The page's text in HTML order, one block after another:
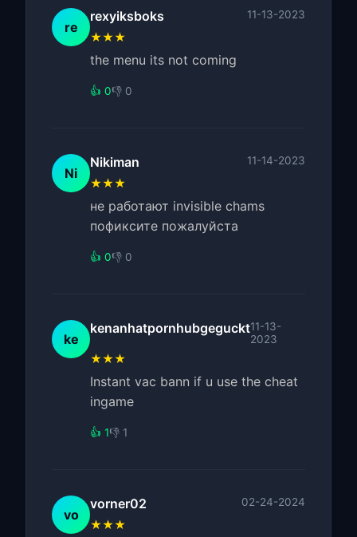
re
rexyiksboks 11-13-2023
★★★
the menu its not coming
👍 0👎 0
Ni
Nikiman 11-14-2023
★★★
не работают invisible chams
пофиксите пожалуйста
👍 0👎 0
ke
kenanhatpornhubgeguckt11-13-
2023
★★★
Instant vac bann if u use the cheat
ingame
👍 1👎 1
vo
vorner02 02-24-2024
★★★